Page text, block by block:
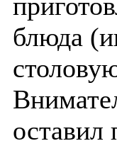
блюда
оставил